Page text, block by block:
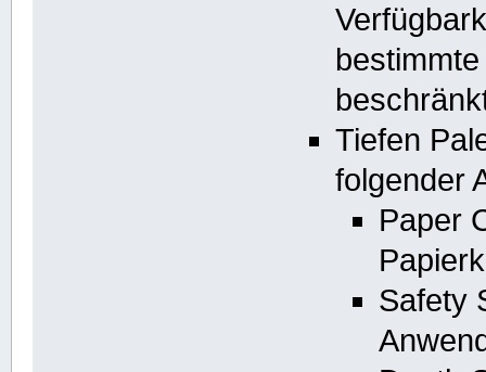
Tiefen
folgender
Paper
Safety